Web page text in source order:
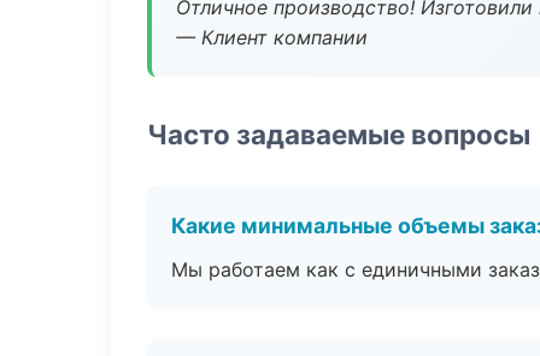
Отличное производство!
— Клиент компании
Часто задаваемые вопросы
Какие минимальные объемы
Мы работаем как с единичными